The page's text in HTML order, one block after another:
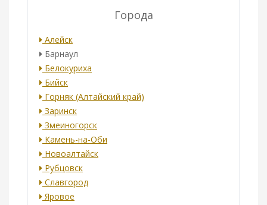
Города
Алейск
Барнаул
Белокуриха
Бийск
Горняк (Алтайский край)
Заринск
Змеиногорск
Камень-на-Оби
Новоалтайск
Рубцовск
Славгород
Яровое